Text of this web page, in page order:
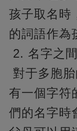
孩子取名時
的詞語作為
2. 名字之
對于多胞
有一個字符
們的名字時